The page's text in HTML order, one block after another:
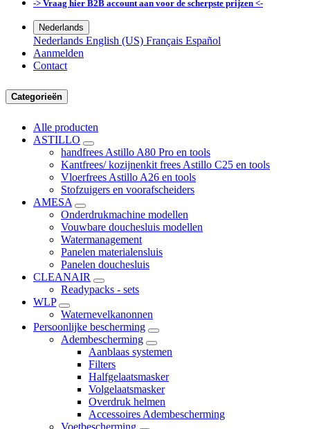
-> Vraag hier B2B account aan voor de scherpste prijzen <-
Nederlands
Nederlands English (US) Français Español
Aanmelden
Contact
Categorieën
Alle producten
ASTILLO
handfrees Astillo A80 Pro en tools
Kantfrees/ kozijnenkit frees Astillo C25 en tools
Vloerfrees Astillo A26 en tools
Stofzuigers en voorafscheiders
AMESA
Onderdrukmachine modellen
Vouwbare douchesluis modellen
Watermanagement
Panelen materialensluis
Panelen douchesluis
CLEANAIR
Readypacks - sets
WLP
Waternevelkanonnen
Persoonlijke bescherming
Adembescherming
Aanblaas systemen
Filters
Halfgelaatsmasker
Volgelaatsmasker
Overdruk helmen
Accessoires Adembescherming